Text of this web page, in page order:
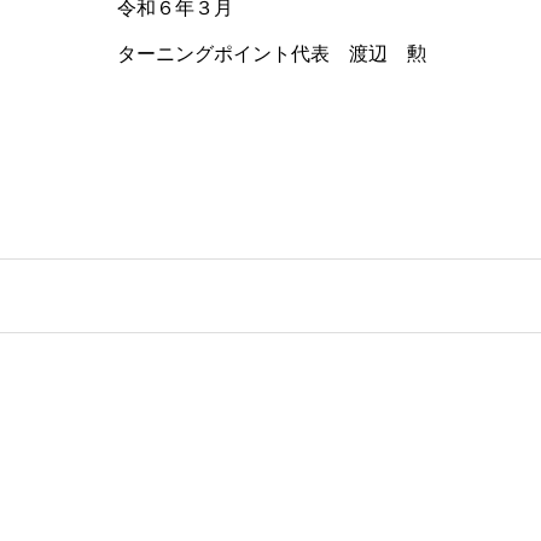
令和６年３月
ターニングポイント代表 渡辺 勲